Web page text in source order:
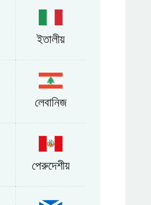
ইতালীয়
লেবানিজ
পেরুদেশীয়